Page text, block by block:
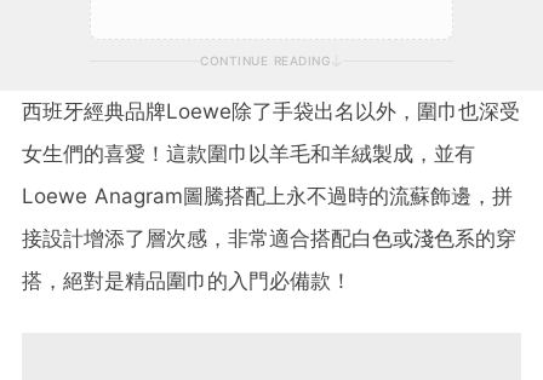
CONTINUE READING
西班牙經典品牌Loewe除了手袋出名以外，圍巾也深受
女生們的喜愛！這款圍巾以羊毛和羊絨製成，並有
Loewe Anagram圖騰搭配上永不過時的流蘇飾邊，拼
接設計增添了層次感，非常適合搭配白色或淺色系的穿
搭，絕對是精品圍巾的入門必備款！